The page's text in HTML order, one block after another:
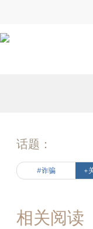
话题：
#诈骗 +
相关阅读